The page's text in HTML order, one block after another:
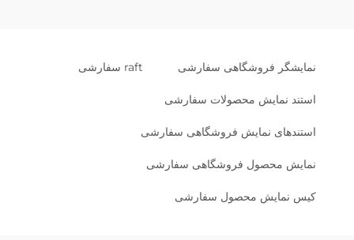
نمایشگر فروشگاهی سفارشی raft سفارشی
استند نمایش محصولات سفارشی
استند‌های نمایش فروشگاهی سفارشی
نمایش محصول فروشگاهی سفارشی
کیس نمایش محصول سفارشی